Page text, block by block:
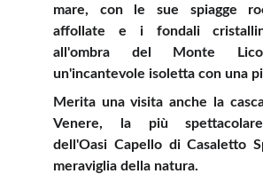
mare, con le sue spiagge
affollate e i fondali
all'ombra del Monte
un'incantevole isoletta con una
Merita una visita anche la
Venere, la più
dell'Oasi Capello di Casaletto
meraviglia della natura.